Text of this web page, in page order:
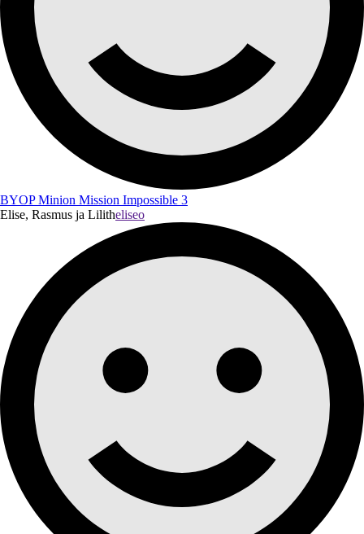
BYOP Minion Mission Impossible 3
Elise, Rasmus ja Lilitheliseo